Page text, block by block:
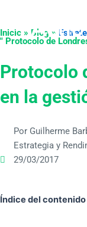
contenido
Inicio » Blog »
" Protocolo de
Protocolo
en la
Por Guilherme
Estrategia y
29/03/2017
Índice del contenido